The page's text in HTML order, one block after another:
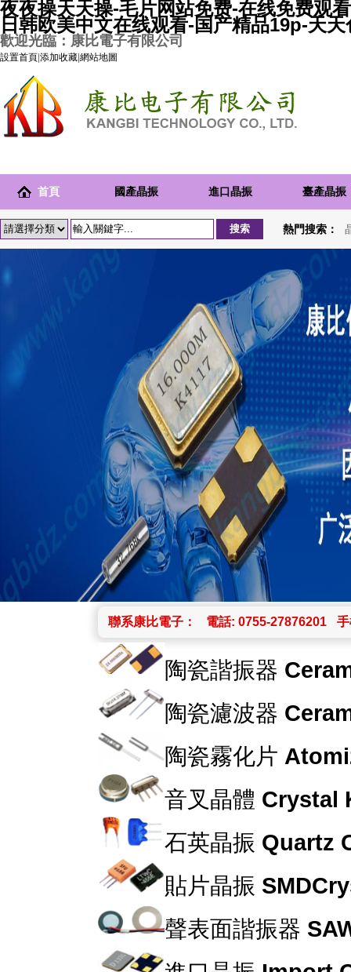
夜夜操天天操-毛片网站免费-在线免费观
日韩欧美中文在线观看-国产精品19p-天
歡迎光臨：康比電子有限公司
設置首頁 添加收藏 網站地圖
首頁 國產晶振 進口晶振 臺產晶振
熱門搜索：
聯系康比電子： 電話: 0755-27876201
陶瓷諧振器
陶瓷濾波器
陶瓷霧化片
音叉晶體 Crystal
石英晶振 Quartz
貼片晶振
聲表面諧振器